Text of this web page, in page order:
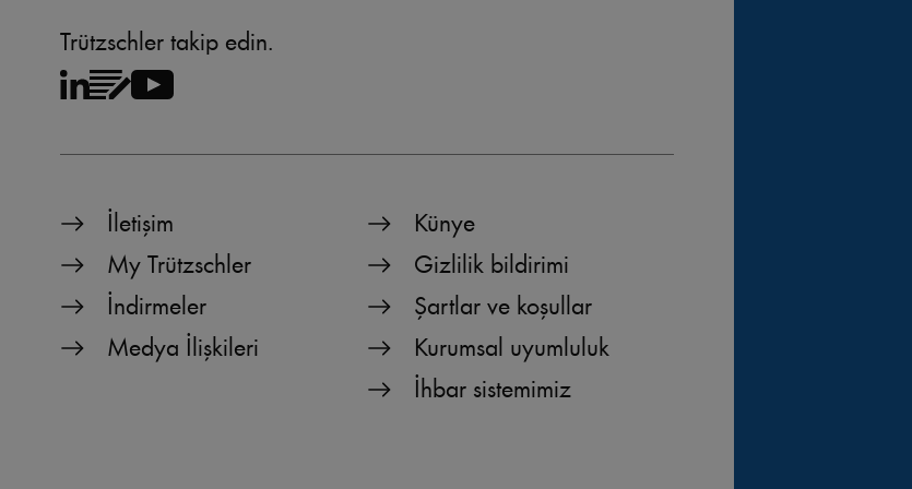
Trützschler takip edin.
İletişim
My Trützschler
İndirmeler
Medya İlişkileri
Künye
Gizlilik bildirimi
Şartlar ve koşullar
Kurumsal uyumluluk
İhbar sistemimiz